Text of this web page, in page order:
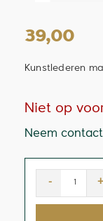
39,00
Kunstlederen
Niet op
Neem
- +